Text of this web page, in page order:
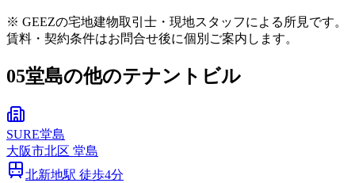
※ GEEZの宅地建物取引士・現地スタッフによる所見です。
賃料・契約条件はお問合せ後に個別ご案内します。
05堂島の他のテナントビル
SURE堂島
大阪市北区 堂島
北新地駅 徒歩4分